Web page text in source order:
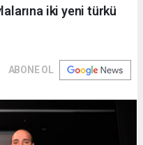
iki yeni türkü
ABONE OL